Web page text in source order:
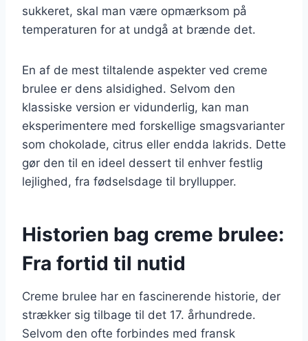
sukkeret, skal man være opmærksom på
temperaturen for at undgå at brænde det.
En af de mest tiltalende aspekter ved creme
brulee er dens alsidighed. Selvom den
klassiske version er vidunderlig, kan man
eksperimentere med forskellige smagsvarianter
som chokolade, citrus eller endda lakrids. Dette
gør den til en ideel dessert til enhver festlig
lejlighed, fra fødselsdage til bryllupper.
Historien bag creme brulee:
Fra fortid til nutid
Creme brulee har en fascinerende historie, der
strækker sig tilbage til det 17. århundrede.
Selvom den ofte forbindes med fransk